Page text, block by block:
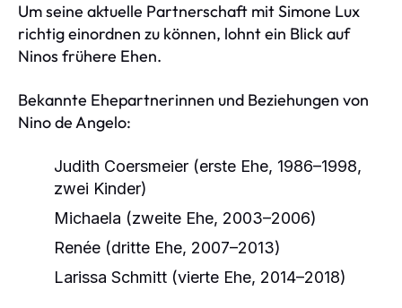
Um seine aktuelle Partnerschaft mit Simone Lux
richtig einordnen zu können, lohnt ein Blick auf
Ninos frühere Ehen.
Bekannte Ehepartnerinnen und Beziehungen von
Nino de Angelo:
Judith Coersmeier (erste Ehe, 1986–1998,
zwei Kinder)
Michaela (zweite Ehe, 2003–2006)
Renée (dritte Ehe, 2007–2013)
Larissa Schmitt (vierte Ehe, 2014–2018)